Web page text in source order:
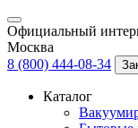
Официальный
Москва
8 (800) 444-08-34
Каталог